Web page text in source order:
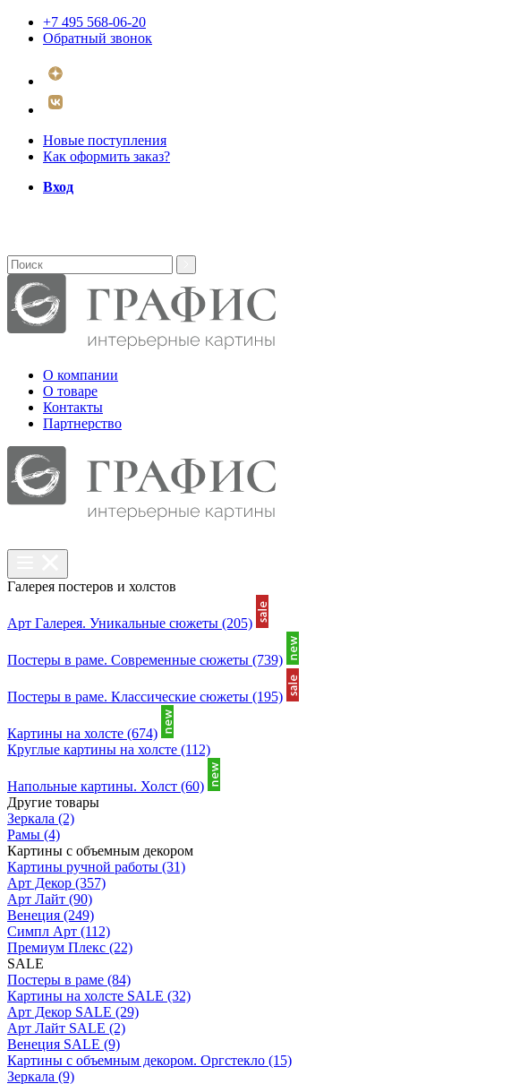
+7 495 568-06-20
Обратный звонок
Новые поступления
Как оформить заказ?
Вход
О компании
О товаре
Контакты
Партнерcтво
Галерея постеров и холстов
Арт Галерея. Уникальные сюжеты (205)
Постеры в раме. Современные сюжеты (739)
Постеры в раме. Классические сюжеты (195)
Картины на холсте (674)
Круглые картины на холсте (112)
Напольные картины. Холст (60)
Другие товары
Зеркала (2)
Рамы (4)
Картины с объемным декором
Картины ручной работы (31)
Арт Декор (357)
Арт Лайт (90)
Венеция (249)
Симпл Арт (112)
Премиум Плекс (22)
SALE
Постеры в раме (84)
Картины на холсте SALE (32)
Арт Декор SALE (29)
Арт Лайт SALE (2)
Венеция SALE (9)
Картины с объемным декором. Оргстекло (15)
Зеркала (9)